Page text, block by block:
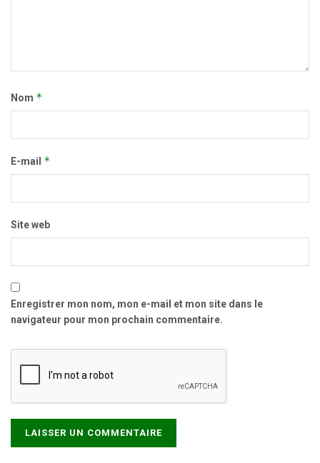
Nom *
E-mail *
Site web
Enregistrer mon nom, mon e-mail et mon site dans le
navigateur pour mon prochain commentaire.